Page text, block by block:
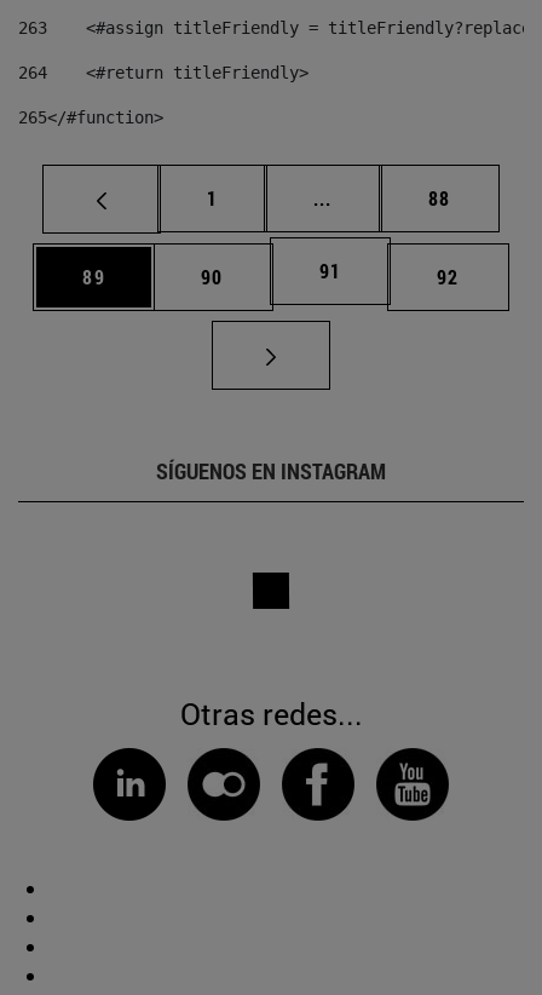
263
<#assign titleFriendly =
264
    <#return titleFriendly>
265</#function>
Página
1 ... Páginas intermedias
Página
88
Página
89 Página
90 Página
91 Página
92
SÍGUENOS EN INSTAGRAM
Otras redes...